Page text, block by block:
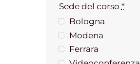
Sede del corso *
Bologna
Modena
Ferrara